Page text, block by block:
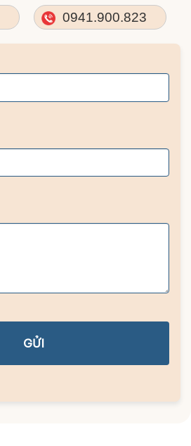
0941.900.823
GỬI